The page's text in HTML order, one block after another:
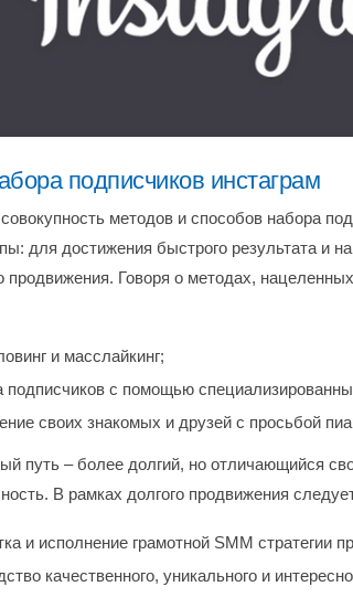
подписчиков инстаграм
методов и способов набора
для достижения быстрого результата и
продвижения. Говоря о методах,
и масслайкинг;
подписчиков с помощью
своих знакомых и друзей с просьбой
путь – более долгий, но отличающийся
В рамках долгого продвижения
и исполнение грамотной SMM стратегии
качественного, уникального и